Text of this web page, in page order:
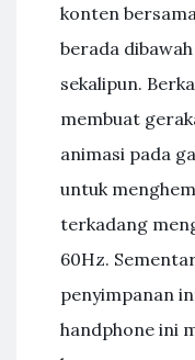
konten
berada
sekalipun.
membuat
animasi pada
untuk
terkadang
60Hz.
penyimpanan
handphone ini